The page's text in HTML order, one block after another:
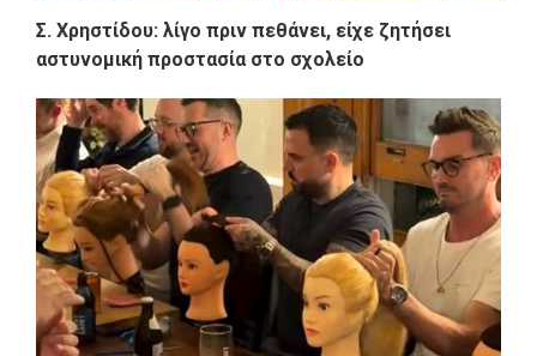
Σ. Χρηστίδου: λίγο πριν πεθάνει, είχε ζητήσει
αστυνομική προστασία στο σχολείο